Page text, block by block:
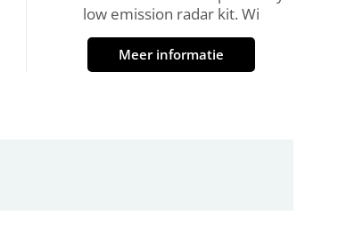
low emission radar kit. Wi
Meer informatie